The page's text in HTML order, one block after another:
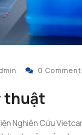
0
thuật
Nghiên Cứu